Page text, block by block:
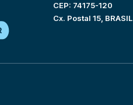
CEP: 74175-120
Cx. Postal 15, BRASIL